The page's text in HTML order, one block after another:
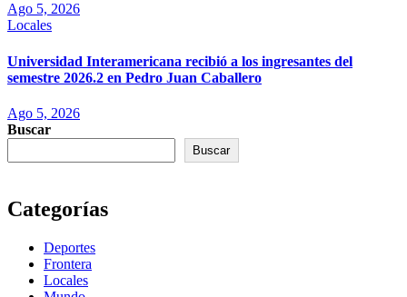
Ago 5, 2026
Locales
Universidad Interamericana recibió a los ingresantes del
semestre 2026.2 en Pedro Juan Caballero
Ago 5, 2026
Buscar
Buscar
Categorías
Deportes
Frontera
Locales